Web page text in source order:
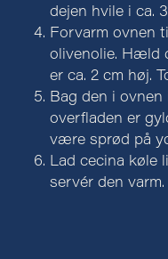
dejen hvile i ca.
Forvarm ovnen
olivenolie. Hæld
er ca. 2 cm høj.
Bag den i ovnen
overfladen er
være sprød på
Lad cecina køle
servér den varm.